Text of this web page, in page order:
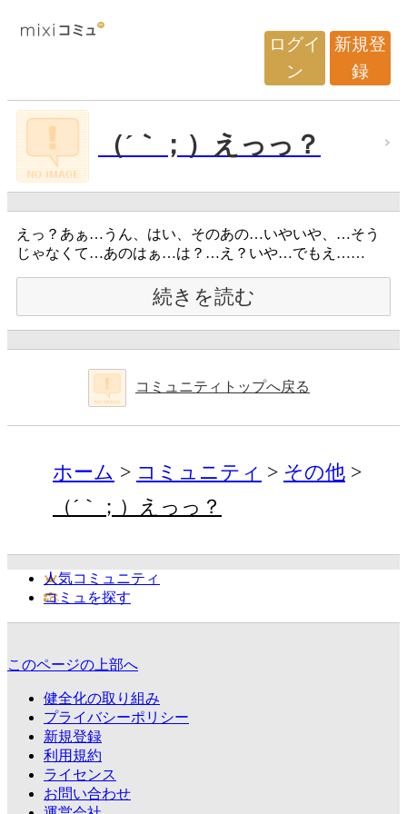
ログイ
ン
新規登
録
（´｀；）えっっ？
えっ？あぁ…うん、はい、そのあの…いやいや、…そう
じゃなくて…あのはぁ…は？…え？いや…でもえ……
続きを読む
コミュニティトップへ戻る
ホーム コミュニティ
その他
（´｀；）えっっ？
人気コミュニティ
コミュを探す
このページの上部へ
健全化の取り組み
プライバシーポリシー
新規登録
利用規約
ライセンス
お問い合わせ